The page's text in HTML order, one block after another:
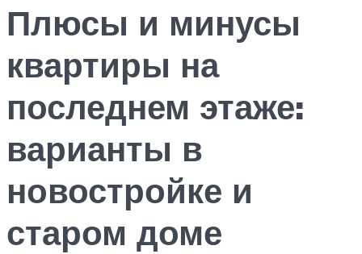
Плюсы и минусы
квартиры на
последнем этаже:
варианты в
новостройке и
старом доме